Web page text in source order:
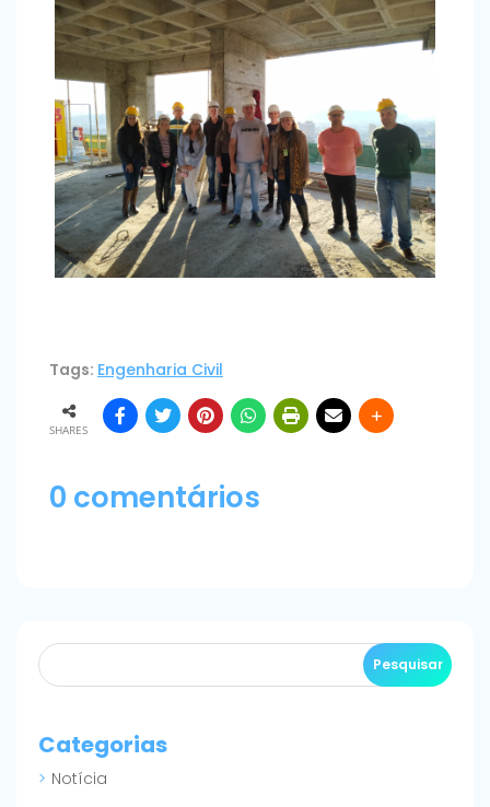
Tags: Engenharia Civil
SHARES
0 comentários
Categorias
Notícia